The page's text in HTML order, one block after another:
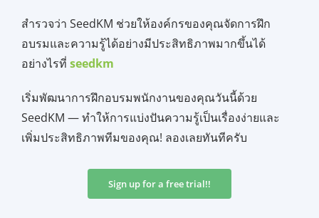
สำรวจว่า SeedKM ช่วยให้องค์กรของคุณจัดการฝึก
อบรมและความรู้ได้อย่างมีประสิทธิภาพมากขึ้นได้
อย่างไรที่ seedkm
เริ่มพัฒนาการฝึกอบรมพนักงานของคุณวันนี้ด้วย
SeedKM — ทำให้การแบ่งปันความรู้เป็นเรื่องง่ายและ
เพิ่มประสิทธิภาพทีมของคุณ! ลองเลยทันทีครับ
Sign up for a free trial!!​